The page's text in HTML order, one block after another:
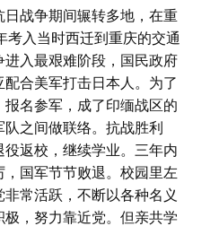
战争期间辗转多地，在重
考入当时西迁到重庆的交通
入最艰难阶段，国民政府
合美军打击日本人。为了
名参军，成了印缅战区的
之间做联络。抗战胜利
返校，继续学业。三年内
国军节节败退。校园里左
常活跃，不断以各种名义
，努力靠近党。但亲共学